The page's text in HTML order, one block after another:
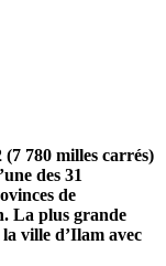
780 milles carrés)
des 31
de
La plus grande
ville d’Ilam avec